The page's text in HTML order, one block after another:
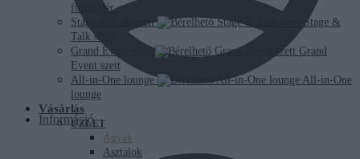
Információ
fogadótér
Stage & Talk szett
Stage &
Talk szett
Grand Event szett
Grand
Event szett
All-in-One lounge
All-in-One
lounge
Vásárlás
ÜZLET
Ágyak
Asztalok